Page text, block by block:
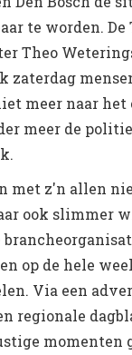
te worden. De
Theo
zaterdag
meer naar
meer de
met z'n allen
ook slimmer
op de hele
Via een
regionale
momenten